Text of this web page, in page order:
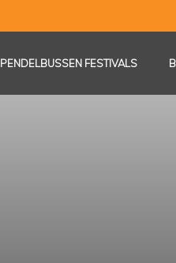
PENDELBUSSEN FESTIVALS